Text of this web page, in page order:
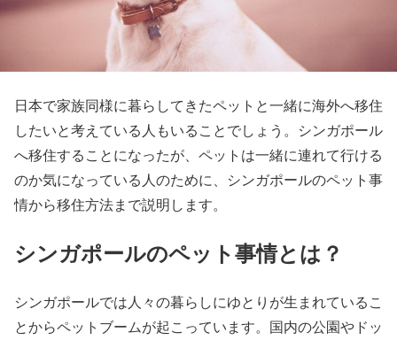
日本で家族同様に暮らしてきたペットと一緒に海外へ移住
したいと考えている人もいることでしょう。シンガポール
へ移住することになったが、ペットは一緒に連れて行ける
のか気になっている人のために、シンガポールのペット事
情から移住方法まで説明します。
シンガポールのペット事情とは？
シンガポールでは人々の暮らしにゆとりが生まれているこ
とからペットブームが起こっています。国内の公園やドッ